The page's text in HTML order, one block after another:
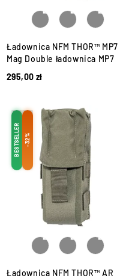
Ładownica NFM THOR™ MP7
Mag Double ładownica MP7
295,00 zł
BESTSELLER -32%
Ładownica NFM THOR™ AR